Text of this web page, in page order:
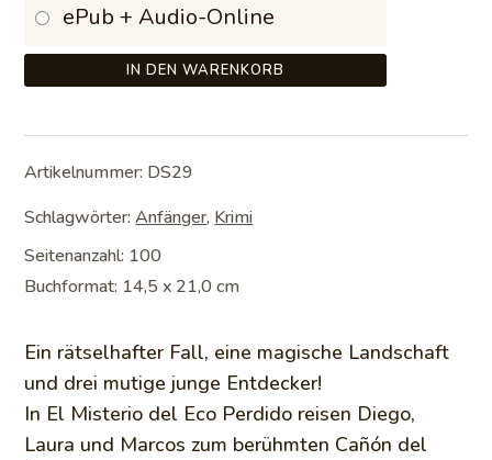
ePub + Audio-Online
IN DEN WARENKORB
Artikelnummer: DS29
Schlagwörter:Anfänger, Krimi
Seitenanzahl: 100
Buchformat: 14,5 x 21,0 cm
Ein rätselhafter Fall, eine magische Landschaft
und drei mutige junge Entdecker!
In El Misterio del Eco Perdido reisen Diego,
Laura und Marcos zum berühmten Cañón del